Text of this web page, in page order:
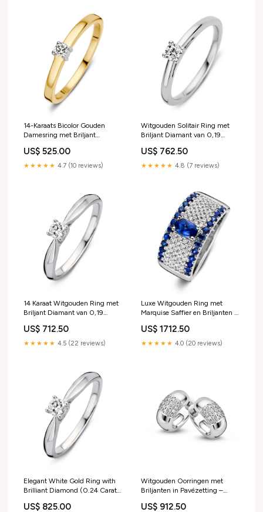
14-Karaats Bicolor Gouden
Damesring met Briljant
dia 15/0.075
US$ 525.00
★★★★★ 4.7 (10 reviews)
Witgouden Solitair Ring met
Briljant Diamant van 0,19
US$ 762.50
★★★★★ 4.8 (7 reviews)
14 Karaat Witgouden Ring met
Briljant Diamant van 0,19
US$ 712.50
★★★★★ 4.5 (22 reviews)
Luxe Witgouden Ring met
Marquise Saffier en Briljanten –
0,66 Karaat Saffier assortiment
poli/mat/dia div.
US$ 1712.50
★★★★★ 4.0 (20 reviews)
Elegant White Gold Ring with
Brilliant Diamond (0.24 Carat
US$ 825.00
Witgouden Oorringen met
Briljanten in Pavézetting –
0,32 crt. colliers
US$ 912.50